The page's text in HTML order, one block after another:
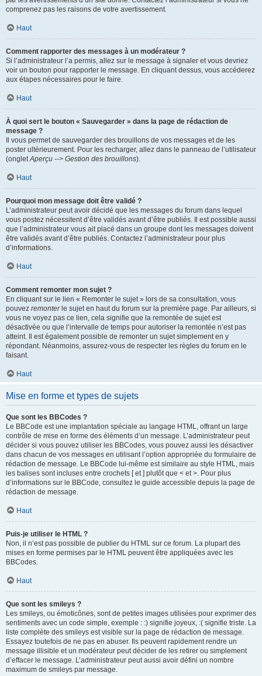
comprenez pas les raisons de votre avertissement.
Haut
Comment rapporter des messages à un modérateur ?
Si l’administrateur l’a permis, allez sur le message à signaler et vous devriez
voir un bouton pour rapporter le message. En cliquant dessus, vous accéderez
aux étapes nécessaires pour le faire.
Haut
À quoi sert le bouton « Sauvegarder » dans la page de rédaction de
message ?
Il vous permet de sauvegarder des brouillons de vos messages et de les
poster ultérieurement. Pour les recharger, allez dans le panneau de l’utilisateur
(ongletAperçu --> Gestion des brouillons).
Haut
Pourquoi mon message doit être validé ?
L’administrateur peut avoir décidé que les messages du forum dans lequel
vous postez nécessitent d’être validés avant d’être publiés. Il est possible aussi
que l’administrateur vous ait placé dans un groupe dont les messages doivent
être validés avant d’être publiés. Contactez l’administrateur pour plus
d’informations.
Haut
Comment remonter mon sujet ?
En cliquant sur le lien « Remonter le sujet » lors de sa consultation, vous
pouvez remonterle sujet en haut du forum sur la première page. Par ailleurs, si
vous ne voyez pas ce lien, cela signifie que la remontée de sujet est
désactivée ou que l’intervalle de temps pour autoriser la remontée n’est pas
atteint. Il est également possible de remonter un sujet simplement en y
répondant. Néanmoins, assurez-vous de respecter les règles du forum en le
faisant.
Haut
Mise en forme et types de sujets
Que sont les BBCodes ?
Le BBCode est une implantation spéciale au langage HTML, offrant un large
contrôle de mise en forme des éléments d’un message. L’administrateur peut
décider si vous pouvez utiliser les BBCodes, vous pouvez aussi les désactiver
dans chacun de vos messages en utilisant l’option appropriée du formulaire de
rédaction de message. Le BBCode lui-même est similaire au style HTML, mais
les balises sont incluses entre crochets [ et ] plutôt que < et >. Pour plus
d’informations sur le BBCode, consultez le guide accessible depuis la page de
rédaction de message.
Haut
Puis-je utiliser le HTML ?
Non, il n’est pas possible de publier du HTML sur ce forum. La plupart des
mises en forme permises par le HTML peuvent être appliquées avec les
BBCodes.
Haut
Que sont les smileys ?
Les smileys, ou émoticônes, sont de petites images utilisées pour exprimer des
sentiments avec un code simple, exemple : :) signifie joyeux, :( signifie triste. La
liste complète des smileys est visible sur la page de rédaction de message.
Essayez toutefois de ne pas en abuser. Ils peuvent rapidement rendre un
message illisible et un modérateur peut décider de les retirer ou simplement
d’effacer le message. L’administrateur peut aussi avoir défini un nombre
maximum de smileys par message.